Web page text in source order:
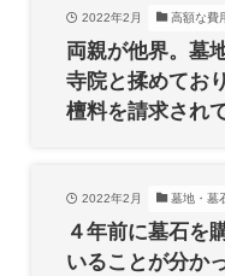
2022年2月 高額な費
両親が他界。墓
寺院と揉めてお
檀料を請求され
2022年2月 墓地・墓
４年前に墓石を
いることが分か